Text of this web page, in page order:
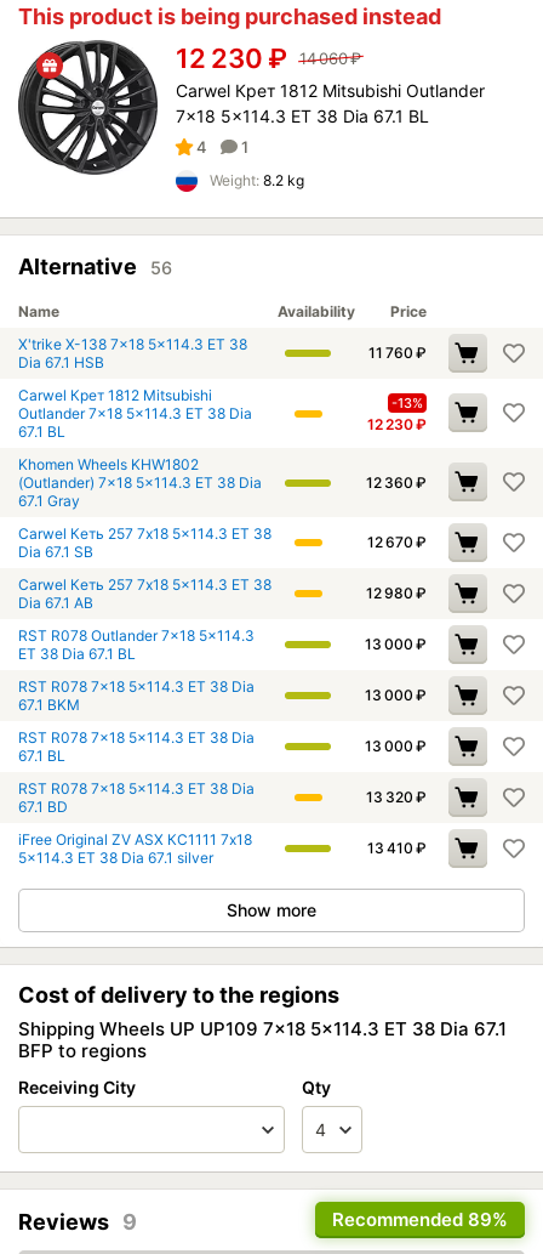
This product is being purchased instead
12 230 ₽ 14 060₽
Carwel Крет 1812 Mitsubishi Outlander
7x18 5x114.3 ET 38 Dia 67.1 BL
4 1
Weight: 8.2 kg
Alternative 56
Name Availability
Price
X'trike X-138 7x18 5x114.3 ET 38
Dia 67.1 HSB
11 760 ₽
Carwel Крет 1812 Mitsubishi
Outlander 7x18 5x114.3 ET 38 Dia
67.1 BL
-13%
12 230₽
Khomen Wheels KHW1802
(Outlander) 7x18 5x114.3 ET 38 Dia
67.1 Gray
12 360 ₽
Carwel Кеть 257 7x18 5x114.3 ET 38
Dia 67.1 SB
12 670 ₽
Carwel Кеть 257 7x18 5x114.3 ET 38
Dia 67.1 AB
12 980 ₽
RST R078 Outlander 7x18 5x114.3
ET 38 Dia 67.1 BL
13 000 ₽
RST R078 7x18 5x114.3 ET 38 Dia
67.1 BKM
13 000 ₽
RST R078 7x18 5x114.3 ET 38 Dia
67.1 BL
13 000 ₽
RST R078 7x18 5x114.3 ET 38 Dia
67.1 BD
13 320 ₽
iFree Original ZV ASX КС1111 7x18
5x114.3 ET 38 Dia 67.1 silver
13 410 ₽
Show more
Cost of delivery to the regions
Shipping Wheels UP UP109 7x18 5x114.3 ET 38 Dia 67.1
BFP to regions
Receiving City Qty
Recommended 89%
Reviews 9